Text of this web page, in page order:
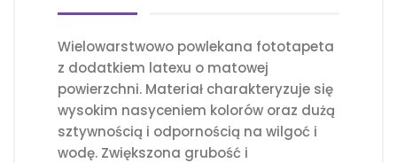
Wielowarstwowo powlekana fototapeta
z dodatkiem latexu o matowej
powierzchni. Materiał charakteryzuje się
wysokim nasyceniem kolorów oraz dużą
sztywnością i odpornością na wilgoć i
wodę. Zwiększona grubość i